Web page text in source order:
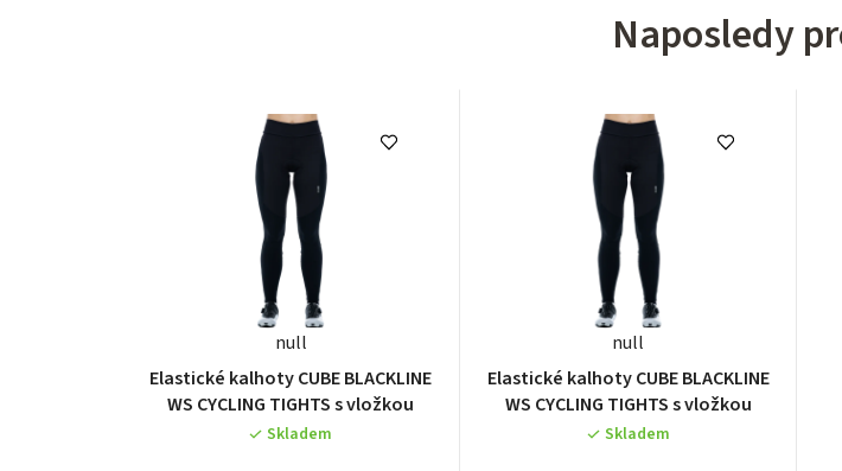
Naposledy
null
Elastické kalhoty CUBE BLACKLINE
WS CYCLING TIGHTS s vložkou
Skladem
null
Elastické kalhoty CUBE BLACKLINE
WS CYCLING TIGHTS s vložkou
Skladem